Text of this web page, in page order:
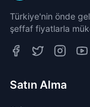
Türkiye'nin önde
şeffaf fiyatlarla
Satın Alma